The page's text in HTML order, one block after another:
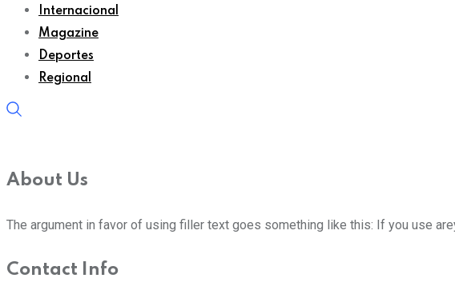
Internacional
Magazine
Deportes
Regional
About Us
The argument in favor of using filler text goes something like this: If you use
Contact Info